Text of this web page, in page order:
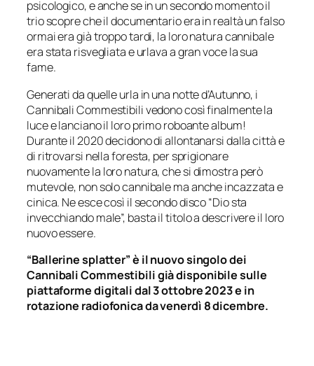
psicologico, e anche se in un secondo momento il
trio scopre che il documentario era in realtà un falso
ormai era già troppo tardi, la loro natura cannibale
era stata risvegliata e urlava a gran voce la sua
fame.
Generati da quelle urla in una notte d’Autunno, i
Cannibali Commestibili vedono così finalmente la
luce e lanciano il loro primo roboante album!
Durante il 2020 decidono di allontanarsi dalla città e
di ritrovarsi nella foresta, per sprigionare
nuovamente la loro natura, che si dimostra però
mutevole, non solo cannibale ma anche incazzata e
cinica. Ne esce così il secondo disco “Dio sta
invecchiando male”, basta il titolo a descrivere il loro
nuovo essere.
“Ballerine splatter” è il nuovo singolo dei
Cannibali Commestibili già disponibile sulle
piattaforme digitali dal 3 ottobre 2023 e in
rotazione radiofonica da venerdì 8 dicembre.